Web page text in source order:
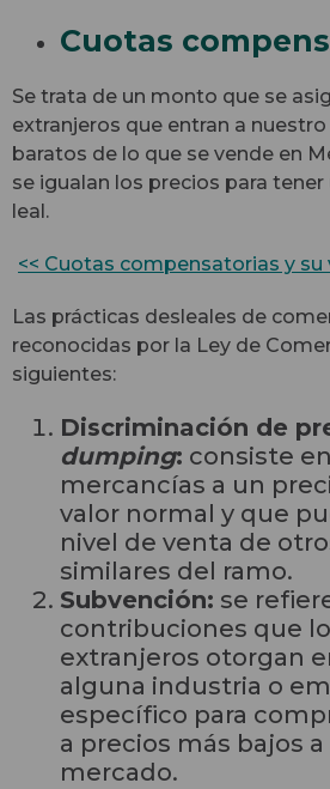
Cuotas
Se trata de un monto que se
extranjeros que entran a
baratos de lo que se vende en
se igualan los precios para
leal.
<< Cuotas compensatorias y su
Las prácticas desleales de
reconocidas por la Ley de
siguientes:
Discriminación de
dumping: consiste
mercancías a un
valor normal y que
nivel de venta de
similares del ramo.
Subvención: se
contribuciones que
extranjeros otorgan
alguna industria o
específico para
a precios más bajos
mercado.